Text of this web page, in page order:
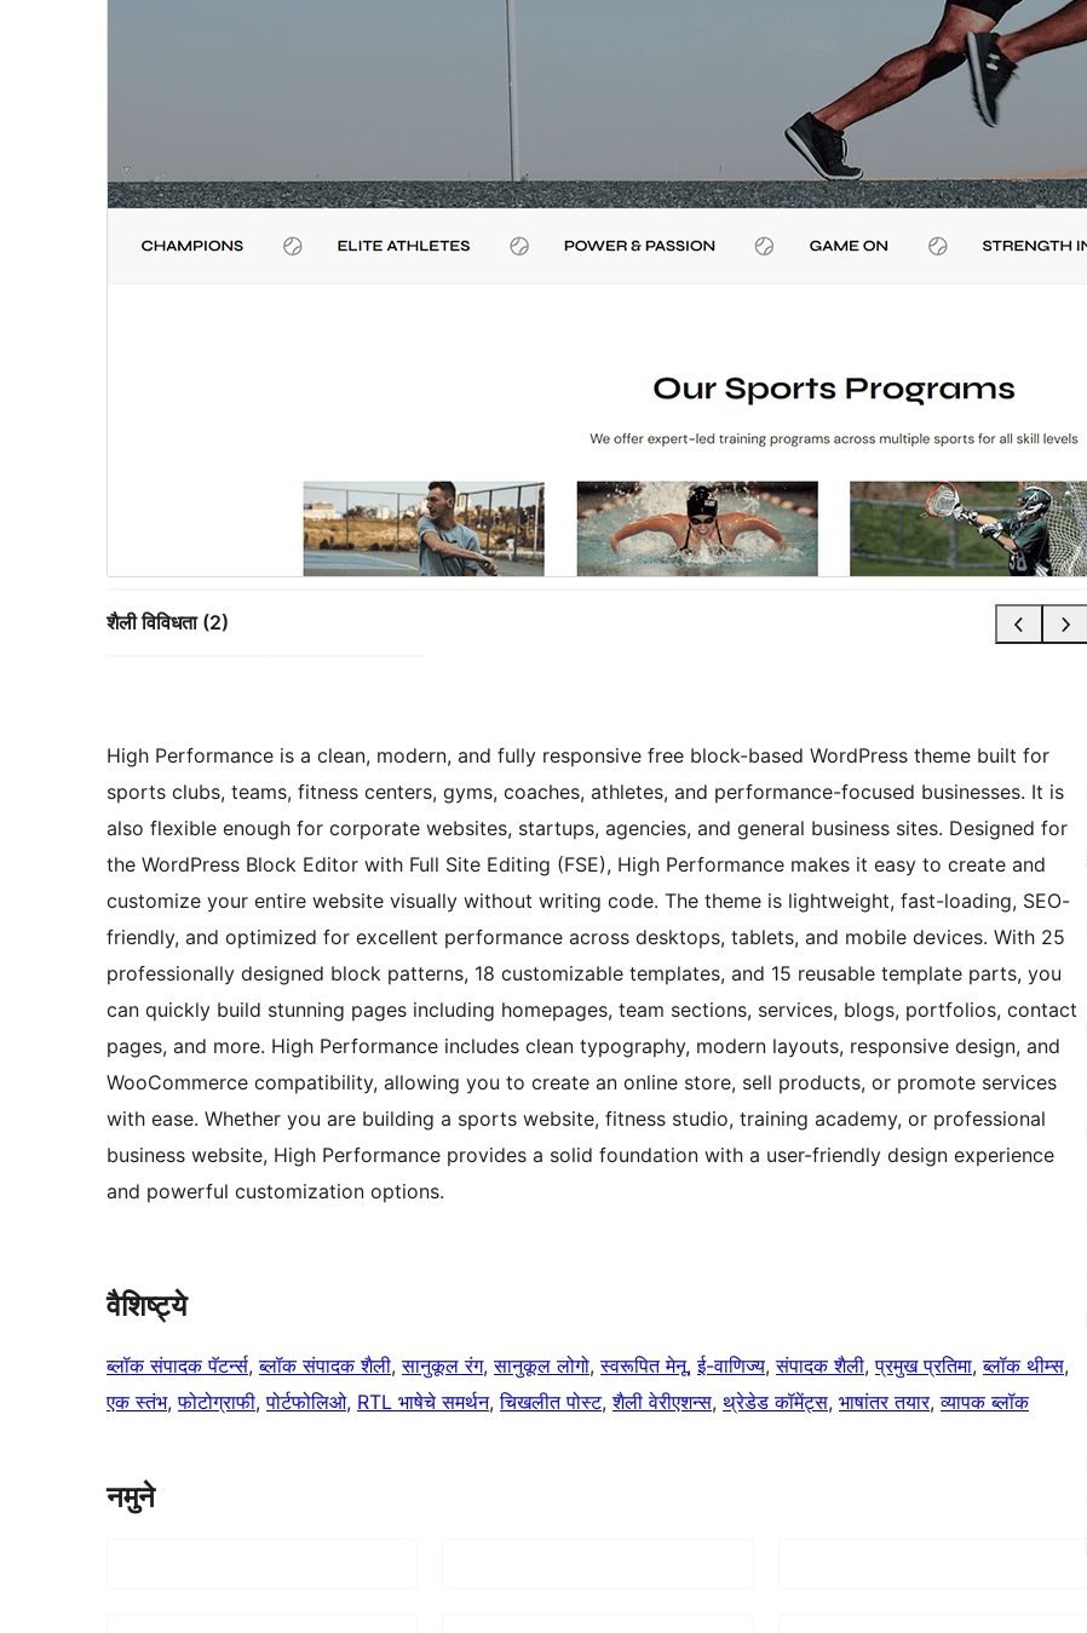
शैली विविधता (2)
High Performance is a clean, modern, and fully responsive free block-based WordPress theme built for
sports clubs, teams, fitness centers, gyms, coaches, athletes, and performance-focused businesses. It is
also flexible enough for corporate websites, startups, agencies, and general business sites. Designed for
the WordPress Block Editor with Full Site Editing (FSE), High Performance makes it easy to create and
customize your entire website visually without writing code. The theme is lightweight, fast-loading, SEO-
friendly, and optimized for excellent performance across desktops, tablets, and mobile devices. With 25
professionally designed block patterns, 18 customizable templates, and 15 reusable template parts, you
can quickly build stunning pages including homepages, team sections, services, blogs, portfolios, contact
pages, and more. High Performance includes clean typography, modern layouts, responsive design, and
WooCommerce compatibility, allowing you to create an online store, sell products, or promote services
with ease. Whether you are building a sports website, fitness studio, training academy, or professional
business website, High Performance provides a solid foundation with a user-friendly design experience
and powerful customization options.
वैशिष्ट्ये
ब्लॉक संपादक पॅटर्न्स, ब्लॉक संपादक शैली, सानुकूल रंग, सानुकूल लोगो, स्वरूपित मेनू, ई-वाणिज्य, संपादक शैली, प्रमुख प्रतिमा, ब्लॉक थीम्स
एक स्तंभ, फोटोग्राफी, पोर्टफोलिओ, RTL भाषेचे समर्थन, चिखलीत पोस्ट, शैली वेरीएशन्स, थ्रेडेड कॉमेंट्स, भाषांतर तयार, व्यापक ब्लॉक
नमुने